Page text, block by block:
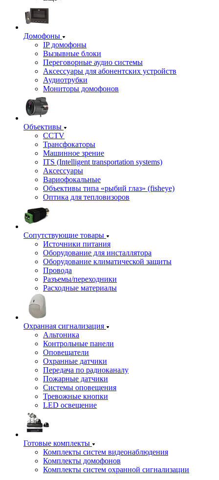
Домофоны
IP домофоны
Вызывные блоки
Переговорные аудио системы
Аксессуары для абонентских устройств
Аудиотрубки
Мониторы домофонов
Объективы
CCTV
Трансфокаторы
Машинное зрение
ITS (Intelligent transportation systems)
Аксессуары
Вариофокальные
Объективы типа «рыбий глаз» (fisheye)
Оптика для тепловизоров
Сопутствующие товары
Источники питания
Оборудование для инсталлятора
Оборудование климатической защиты
Провода
Разъемы/переходники
Расходные материалы
Охранная сигнализация
Альтоника
Контрольные панели
Оповещатели
Охранные датчики
Передача по радиоканалу
Пожарные датчики
Системы оповещения
Тревожные кнопки
LED освещение
Готовые комплекты
Комплекты систем видеонаблюдения
Комплекты домофонов
Комплекты систем охранной сигнализации